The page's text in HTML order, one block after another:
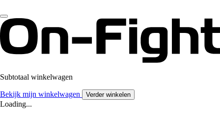
Subtotaal winkelwagen
Bekijk mijn winkelwagen Verder winkelen
Loading...